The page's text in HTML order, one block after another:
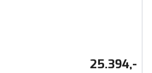
25.394,-